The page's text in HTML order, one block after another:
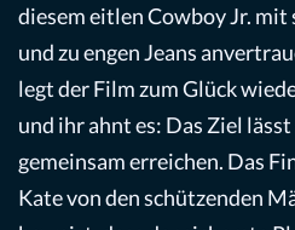
diesem eitlen Cowboy Jr.
und zu engen Jeans
legt der Film zum Glück
und ihr ahnt es: Das Ziel
gemeinsam erreichen. Das
Kate von den schützenden